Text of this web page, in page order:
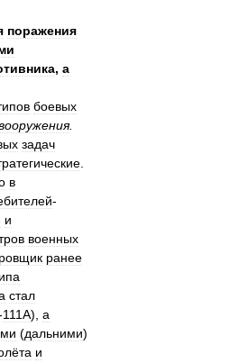
поражения
, а
боевых
.
задач
в
-
и
военных
ранее
стал
111A), а
(дальними)
и